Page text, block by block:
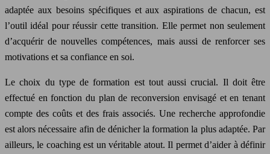
adaptée aux besoins spécifiques et aux aspirations de chacun, est
l’outil idéal pour réussir cette transition. Elle permet non seulement
d’acquérir de nouvelles compétences, mais aussi de renforcer ses
motivations et sa confiance en soi.
Le choix du type de formation est tout aussi crucial. Il doit être
effectué en fonction du plan de reconversion envisagé et en tenant
compte des coûts et des frais associés. Une recherche approfondie
est alors nécessaire afin de dénicher la formation la plus adaptée. Par
ailleurs, le coaching est un véritable atout. Il permet d’aider à définir